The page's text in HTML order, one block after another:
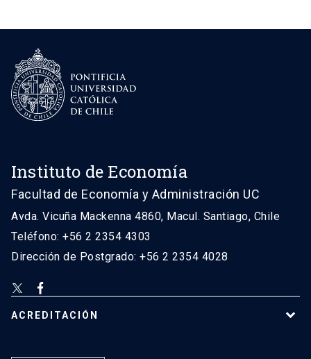
Instituto de Economía
Facultad de Economía y Administración UC
Avda. Vicuña Mackenna 4860, Macul. Santiago, Chile
Teléfono: +56 2 2354 4303
Dirección de Postgrado: +56 2 2354 4028
ACREDITACIÓN